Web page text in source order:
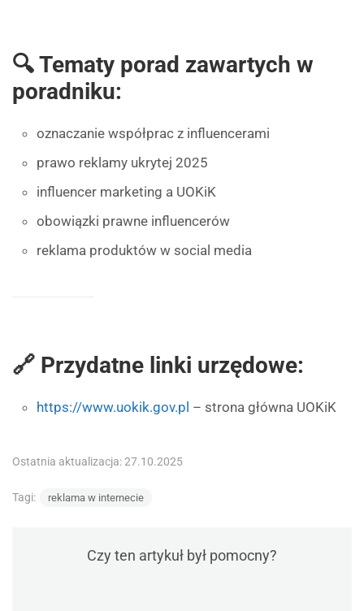
🔍 Tematy porad zawartych w
poradniku:
oznaczanie współprac z influencerami
prawo reklamy ukrytej 2025
influencer marketing a UOKiK
obowiązki prawne influencerów
reklama produktów w social media
🔗 Przydatne linki urzędowe:
https://www.uokik.gov.pl – strona główna UOKiK
Ostatnia aktualizacja: 27.10.2025
Tagi: reklama w internecie
Czy ten artykuł był pomocny?